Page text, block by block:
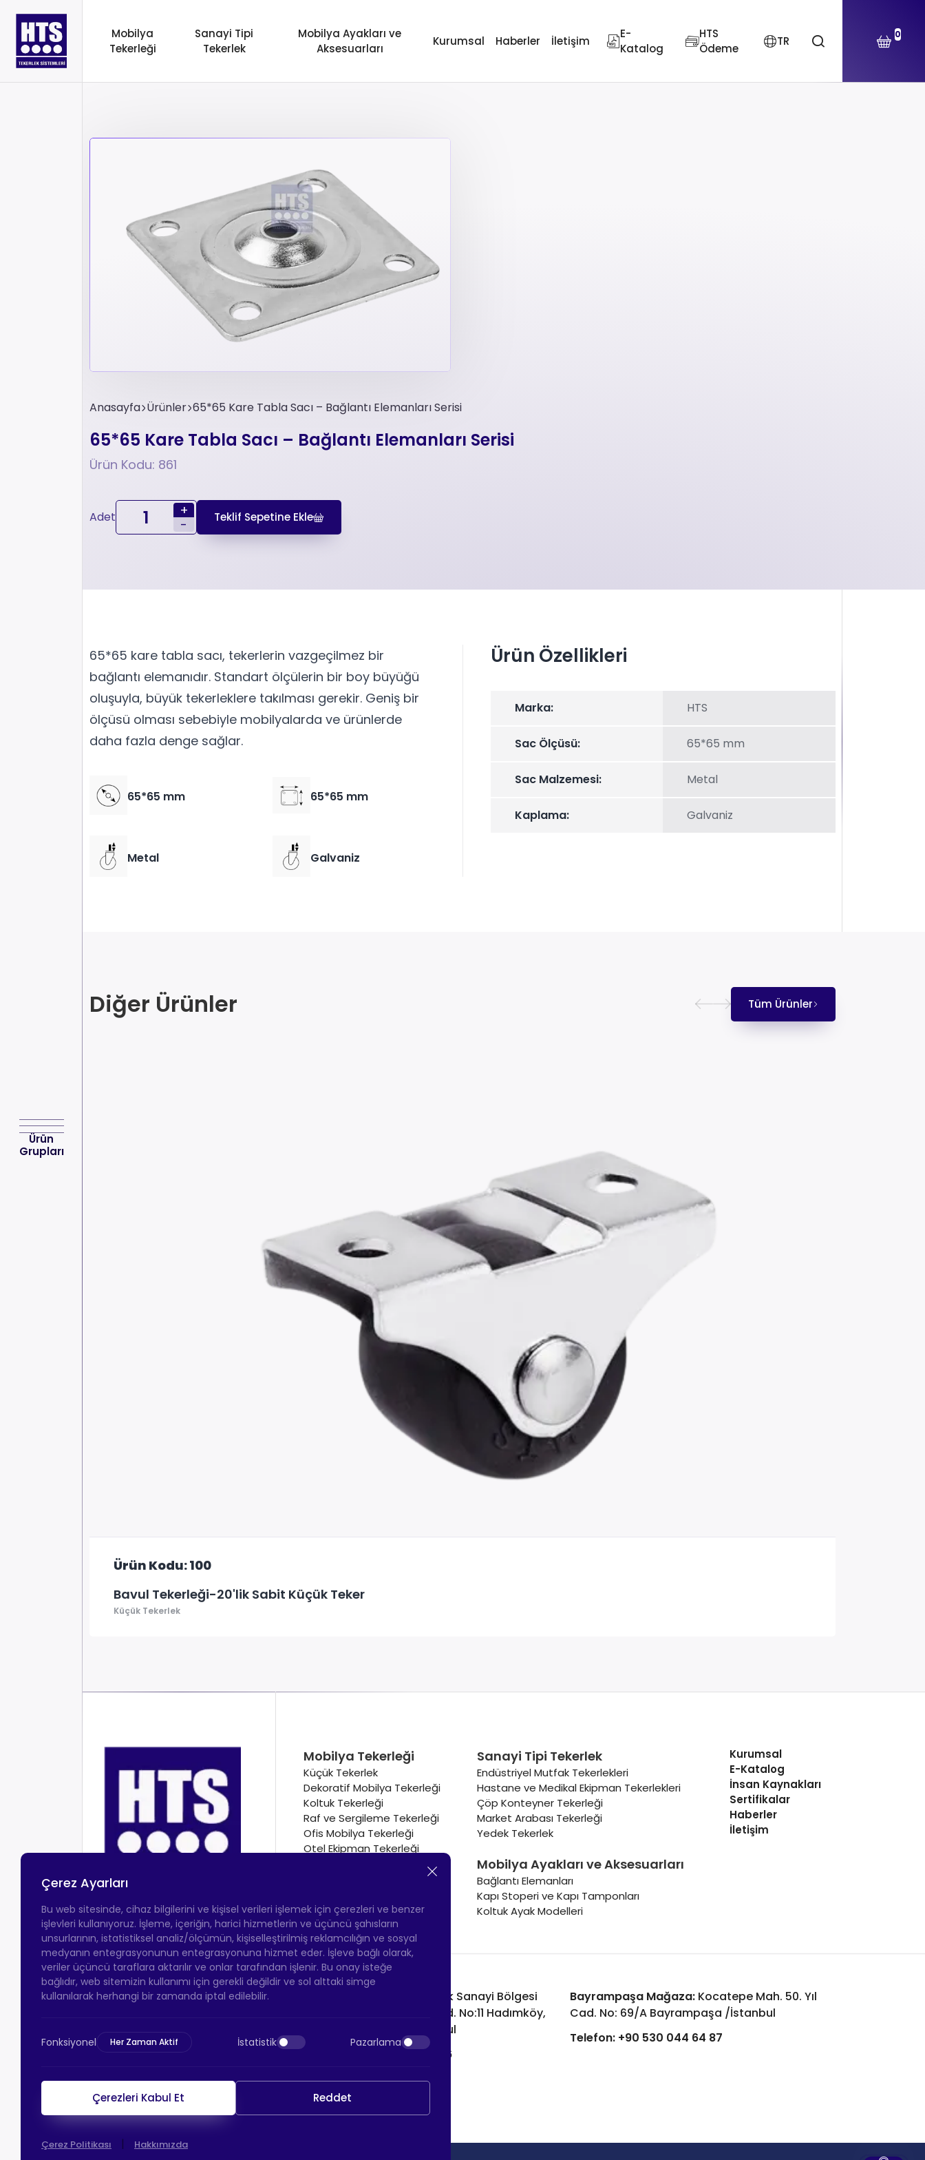
Mobilya
Tekerleği
Sanayi Tipi
Tekerlek
Mobilya Ayakları ve
Aksesuarları
Kurumsal Haberler İletişim
E-
Katalog
HTS
Ödeme
TR 0
Ürün
Grupları
Anasayfa Ürünler 65*65 Kare Tabla Sacı – Bağlantı Elemanları Serisi
65*65 Kare Tabla Sacı – Bağlantı Elemanları Serisi
Ürün Kodu: 861
Adet
+
-
Teklif Sepetine Ekle
65*65 kare tabla sacı, tekerlerin vazgeçilmez bir
bağlantı elemanıdır. Standart ölçülerin bir boy büyüğü
oluşuyla, büyük tekerleklere takılması gerekir. Geniş bir
ölçüsü olması sebebiyle mobilyalarda ve ürünlerde
daha fazla denge sağlar.
65*65 mm 65*65 mm
Metal Galvaniz
Ürün Özellikleri
Marka: HTS
Sac Ölçüsü: 65*65 mm
Sac Malzemesi: Metal
Kaplama: Galvaniz
Diğer Ürünler Tüm Ürünler
Ürün Kodu: 100
Bavul Tekerleği-20'lik Sabit Küçük Teker
Küçük Tekerlek
Mobilya Tekerleği
Küçük Tekerlek
Dekoratif Mobilya Tekerleği
Koltuk Tekerleği
Raf ve Sergileme Tekerleği
Ofis Mobilya Tekerleği
Otel Ekipman Tekerleği
Soğutucu ve Isıtıcı Tekerleği
Sanayi Tipi Tekerlek
Endüstriyel Mutfak Tekerlekleri
Hastane ve Medikal Ekipman Tekerlekleri
Çöp Konteyner Tekerleği
Market Arabası Tekerleği
Yedek Tekerlek
Mobilya Ayakları ve Aksesuarları
Bağlantı Elemanları
Kapı Stoperi ve Kapı Tamponları
Koltuk Ayak Modelleri
Kurumsal
E-Katalog
İnsan Kaynakları
Sertifikalar
Haberler
İletişim
Atatürk Sanayi Bölgesi
Ömerli Mah. Uzunçayır Cad. No:11 Hadımköy,
34555 Arnavutköy/İstanbul
+90 212 640 66 46
Email:info@htsteker.com
Bayrampaşa Mağaza:Kocatepe Mah. 50. Yıl
Cad. No: 69/A Bayrampaşa /İstanbul
Telefon:+90 530 044 64 87
Çerez Ayarları
Bu web sitesinde, cihaz bilgilerini ve kişisel verileri işlemek için çerezleri ve benzer
işlevleri kullanıyoruz. İşleme, içeriğin, harici hizmetlerin ve üçüncü şahısların
unsurlarının, istatistiksel analiz/ölçümün, kişiselleştirilmiş reklamcılığın ve sosyal
medyanın entegrasyonunun entegrasyonuna hizmet eder. İşleve bağlı olarak,
veriler üçüncü taraflara aktarılır ve onlar tarafından işlenir. Bu onay isteğe
bağlıdır, web sitemizin kullanımı için gerekli değildir ve sol alttaki simge
kullanılarak herhangi bir zamanda iptal edilebilir.
Fonksiyonel Her Zaman Aktif İstatistik Pazarlama
Çerezleri Kabul Et Reddet
Çerez Politikası | Hakkımızda